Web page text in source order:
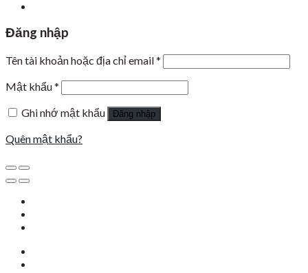
Đăng nhập
Tên tài khoản hoặc địa chỉ email*
Mật khẩu*
Ghi nhớ mật khẩu
Đăng nhập
Quên mật khẩu?